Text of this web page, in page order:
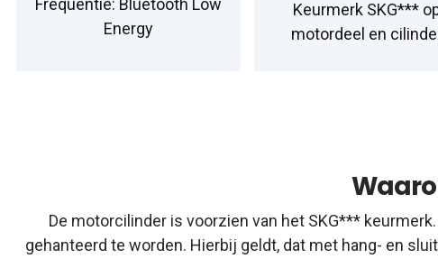
Energy
Keurmerk SKG***
motordeel en
De motorcilinder is voorzien van het SKG***
gehanteerd te worden. Hierbij geldt, dat met hang- en